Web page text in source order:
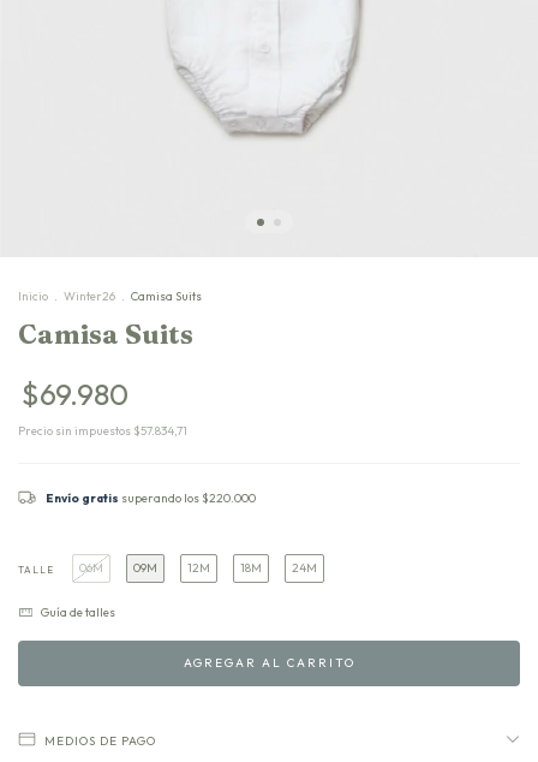
Inicio . Winter26 . Camisa Suits
Camisa Suits
$69.980
Precio sin impuestos $57.834,71
Envío gratis superando los $220.000
TALLE 06M 09M 12M 18M 24M
Guía de talles
MEDIOS DE PAGO